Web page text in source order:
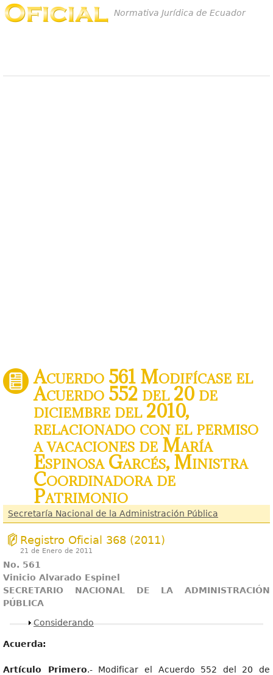
Normativa Jurídica de Ecuador
Acuerdo 561 Modifícase el
Acuerdo 552 del 20 de
diciembre del 2010,
relacionado con el permiso
a vacaciones de María
Espinosa Garcés, Ministra
Coordinadora de
Patrimonio
Secretaría Nacional de la Administración Pública
Registro Oficial 368 (2011)
21 de Enero de 2011
No. 561
Vinicio Alvarado Espinel
SECRETARIO NACIONAL DE LA ADMINISTRACIÓN
PÚBLICA
Mostrar
Considerando
Acuerda:
Artículo Primero.- Modificar el Acuerdo 552 del 20 de